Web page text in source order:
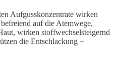
Aufgusskonzentrate wirken
auf die Atemwege,
wirken stoffwechselsteigernd
die Entschlackung +